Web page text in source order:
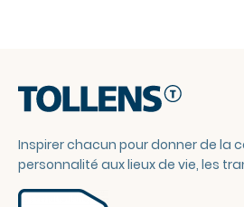
Inspirer chacun pour donner de la
personnalité aux lieux de vie, les